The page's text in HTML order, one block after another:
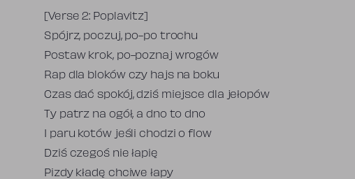
[Verse 2: Poplavitz]
Spójrz, poczuj, po-po trochu
Postaw krok, po-poznaj wrogów
Rap dla bloków czy hajs na boku
Czas dać spokój, dziś miejsce dla jełopów
Ty patrz na ogół, a dno to dno
I paru kotów jeśli chodzi o flow
Dziś czegoś nie łapię
Pizdy kładę chciwe łapy